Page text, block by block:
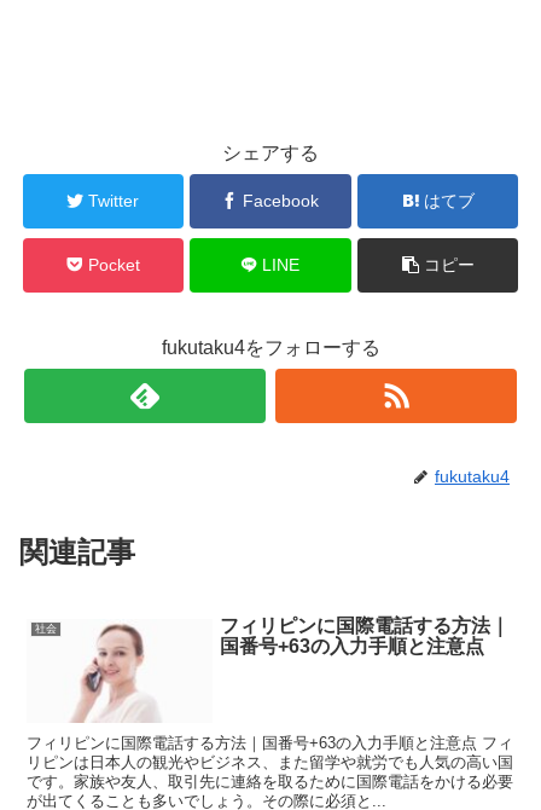
シェアする
Twitter Facebook はてブ
Pocket LINE コピー
fukutaku4をフォローする
fukutaku4
関連記事
社会
フィリピンに国際電話する方法｜
国番号+63の入力手順と注意点
フィリピンに国際電話する方法｜国番号+63の入力手順と注意点 フィ
リピンは日本人の観光やビジネス、また留学や就労でも人気の高い国
です。家族や友人、取引先に連絡を取るために国際電話をかける必要
が出てくることも多いでしょう。その際に必須と...